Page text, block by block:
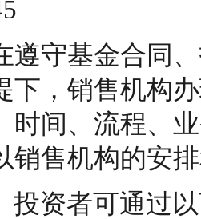
遵守基金合同
下，销售机构
时间、流程、
销售机构的安
二、投资者可通